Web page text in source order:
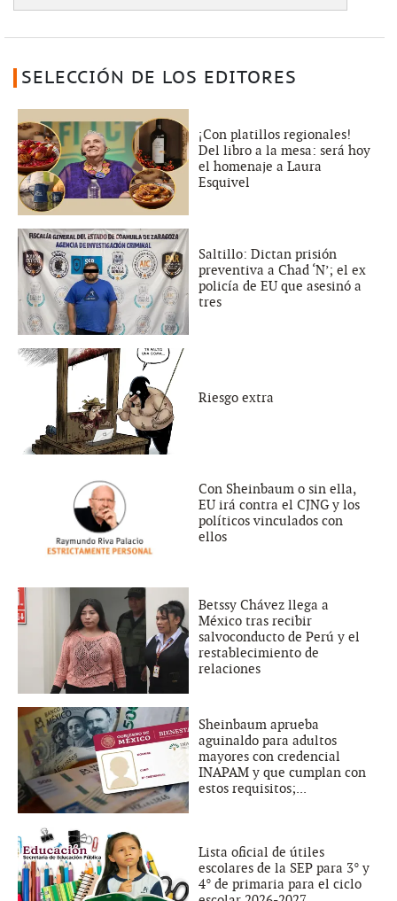
SELECCIÓN DE LOS EDITORES
¡Con platillos regionales!
Del libro a la mesa: será hoy
el homenaje a Laura
Esquivel
Saltillo: Dictan prisión
preventiva a Chad ‘N’; el ex
policía de EU que asesinó a
tres
Riesgo extra
Con Sheinbaum o sin ella,
EU irá contra el CJNG y los
políticos vinculados con
ellos
Betssy Chávez llega a
México tras recibir
salvoconducto de Perú y el
restablecimiento de
relaciones
Sheinbaum aprueba
aguinaldo para adultos
mayores con credencial
INAPAM y que cumplan con
estos requisitos;...
Lista oficial de útiles
escolares de la SEP para 3° y
4° de primaria para el ciclo